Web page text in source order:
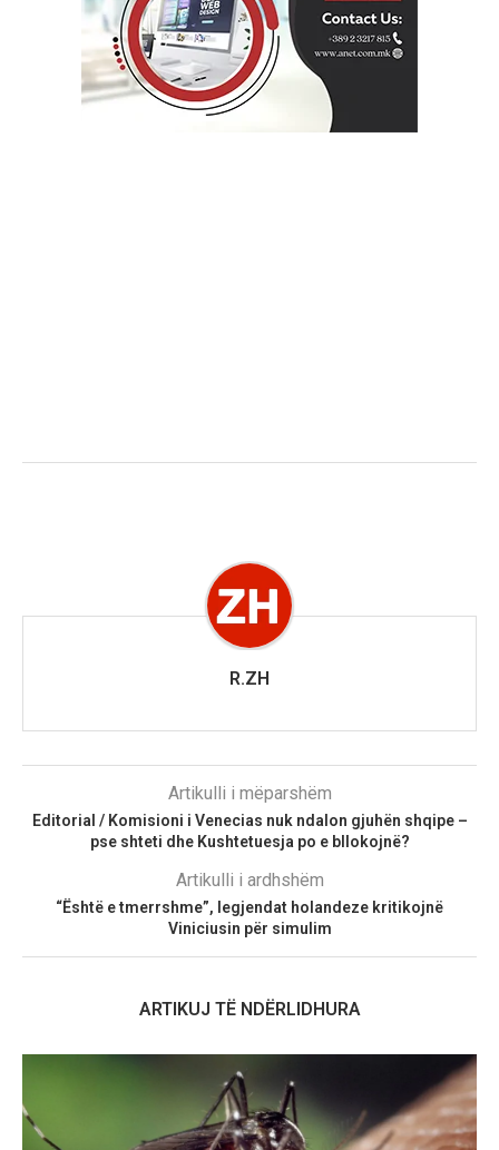
R.ZH
Artikulli i mëparshëm
Editorial / Komisioni i Venecias nuk ndalon gjuhën shqipe –
pse shteti dhe Kushtetuesja po e bllokojnë?
Artikulli i ardhshëm
“Është e tmerrshme”, legjendat holandeze kritikojnë
Viniciusin për simulim
ARTIKUJ TË NDËRLIDHURA